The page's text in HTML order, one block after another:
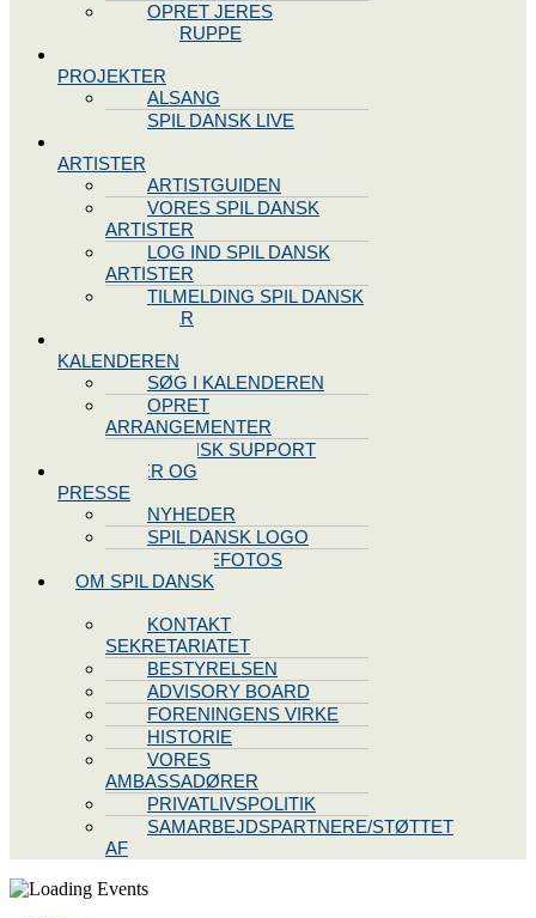
OPRET JERES
STYREGRUPPE
PROJEKTER
ALSANG
SPIL DANSK LIVE
ARTISTER
ARTISTGUIDEN
VORES SPIL DANSK
ARTISTER
LOG IND SPIL DANSK
ARTISTER
TILMELDING SPIL DANSK
ARTISTER
KALENDEREN
SØG I KALENDEREN
OPRET
ARRANGEMENTER
TEKNISK SUPPORT
NYHEDER OG
PRESSE
NYHEDER
SPIL DANSK LOGO
PRESSEFOTOS
OM SPIL DANSK
KONTAKT
SEKRETARIATET
BESTYRELSEN
ADVISORY BOARD
FORENINGENS VIRKE
HISTORIE
VORES
AMBASSADØRER
PRIVATLIVSPOLITIK
SAMARBEJDSPARTNERE/STØTTET
AF